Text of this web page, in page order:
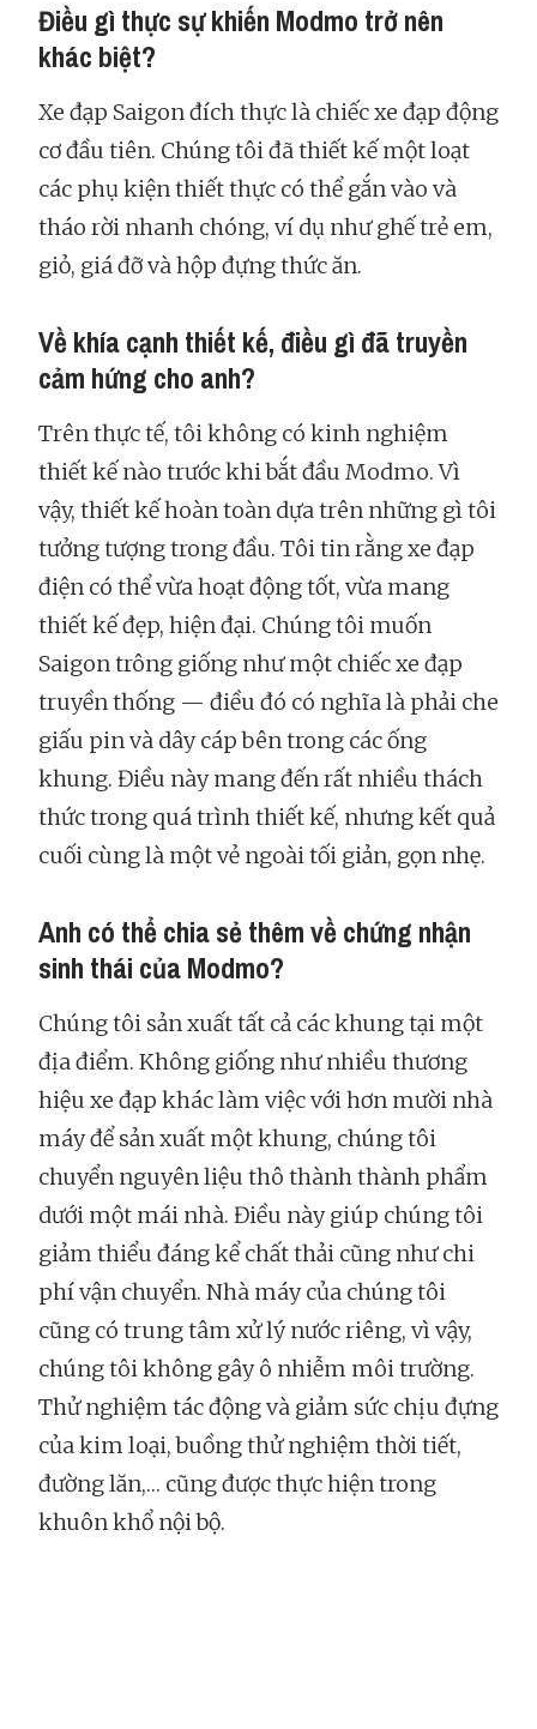
Điều gì thực sự khiến Modmo trở nên
khác biệt?
Xe đạp Saigon đích thực là chiếc xe đạp động
cơ đầu tiên. Chúng tôi đã thiết kế một loạt
các phụ kiện thiết thực có thể gắn vào và
tháo rời nhanh chóng, ví dụ như ghế trẻ em,
giỏ, giá đỡ và hộp đựng thức ăn.
Về khía cạnh thiết kế, điều gì đã truyền
cảm hứng cho anh?
Trên thực tế, tôi không có kinh nghiệm
thiết kế nào trước khi bắt đầu Modmo. Vì
vậy, thiết kế hoàn toàn dựa trên những gì tôi
tưởng tượng trong đầu. Tôi tin rằng xe đạp
điện có thể vừa hoạt động tốt, vừa mang
thiết kế đẹp, hiện đại. Chúng tôi muốn
Saigon trông giống như một chiếc xe đạp
truyền thống — điều đó có nghĩa là phải che
giấu pin và dây cáp bên trong các ống
khung. Điều này mang đến rất nhiều thách
thức trong quá trình thiết kế, nhưng kết quả
cuối cùng là một vẻ ngoài tối giản, gọn nhẹ.
Anh có thể chia sẻ thêm về chứng nhận
sinh thái của Modmo?
Chúng tôi sản xuất tất cả các khung tại một
địa điểm. Không giống như nhiều thương
hiệu xe đạp khác làm việc với hơn mười nhà
máy để sản xuất một khung, chúng tôi
chuyển nguyên liệu thô thành thành phẩm
dưới một mái nhà. Điều này giúp chúng tôi
giảm thiểu đáng kể chất thải cũng như chi
phí vận chuyển. Nhà máy của chúng tôi
cũng có trung tâm xử lý nước riêng, vì vậy,
chúng tôi không gây ô nhiễm môi trường.
Thử nghiệm tác động và giảm sức chịu đựng
của kim loại, buồng thử nghiệm thời tiết,
đường lăn,… cũng được thực hiện trong
khuôn khổ nội bộ.